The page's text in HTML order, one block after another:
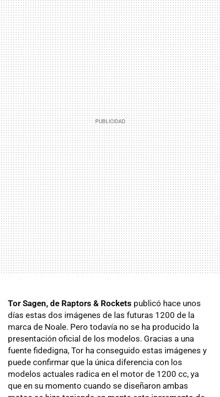
Tor Sagen, de Raptors & Rockets publicó hace unos
días estas dos imágenes de las futuras 1200 de la
marca de Noale. Pero todavía no se ha producido la
presentación oficial de los modelos. Gracias a una
fuente fidedigna, Tor ha conseguido estas imágenes y
puede confirmar que la única diferencia con los
modelos actuales radica en el motor de 1200 cc, ya
que en su momento cuando se diseñaron ambas